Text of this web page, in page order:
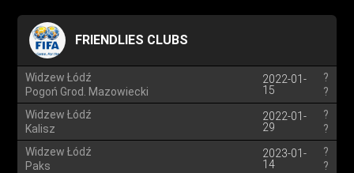
FRIENDLIES CLUBS
Widzew Łódź
Pogoń Grod. Mazowiecki
2022-01-
15
?
?
Widzew Łódź
Kalisz
2022-01-
29
?
?
Widzew Łódź
Paks
2023-01-
14
?
?